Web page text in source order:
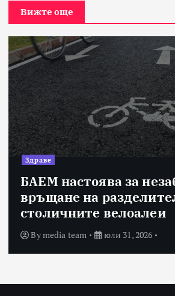
Вижте още
Здраве
БАЕМ настоява за
връщане на
столичните велоалеи
Bymedia team юли 31, 2026